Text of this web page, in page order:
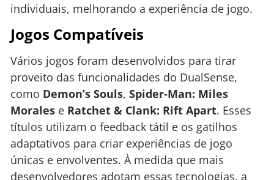
individuais, melhorando a experiência de jogo.
Jogos Compatíveis
Vários jogos foram desenvolvidos para tirar
proveito das funcionalidades do DualSense,
como Demon’s Souls, Spider-Man: Miles
Morales e Ratchet & Clank: Rift Apart. Esses
títulos utilizam o feedback tátil e os gatilhos
adaptativos para criar experiências de jogo
únicas e envolventes. À medida que mais
desenvolvedores adotam essas tecnologias, a